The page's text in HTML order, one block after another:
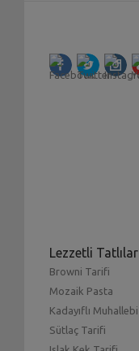
Lezzetli Tatlılar
Browni Tarifi
Mozaik Pasta
Kadayıflı Muhallebi
Sütlaç Tarifi